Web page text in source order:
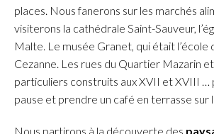
places. Nous fanerons sur les marchés
visiterons la cathédrale Saint-Sauveur,
Malte. Le musée Granet, qui était l’école
Cezanne. Les rues du Quartier Mazarin
particuliers construits aux XVII et XVIII …
pause et prendre un café en terrasse sur
Nous partirons à la découverte des